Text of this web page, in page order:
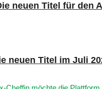
neuen Titel für den
neuen Titel im Juli